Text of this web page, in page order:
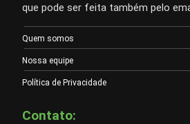
que pode ser feita também pelo
Quem somos
Nossa equipe
Política de Privacidade
Contato: